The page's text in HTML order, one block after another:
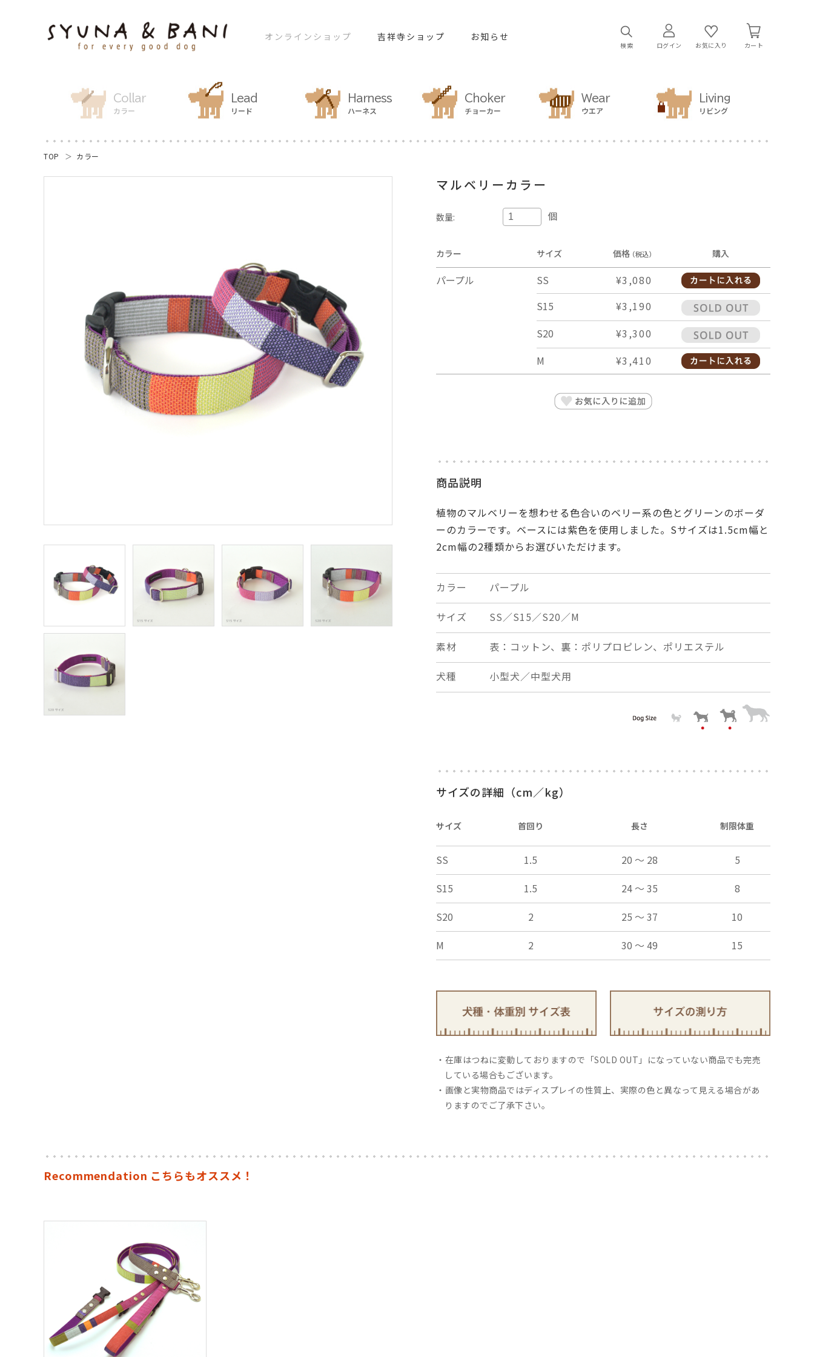
オンラインショップ 吉祥寺ショップ お知らせ
検索 ログイン お気に入り カート
Collar
カラー
Lead
リード
Harness
ハーネス
Choker
チョーカー
Wear
ウエア
Living
リビング
TOP カラー
マルベリーカラー
数量: 個
カラー サイズ 価格（税込） 購入
パープル SS
¥3,080
S15
¥3,190
S20
¥3,300
M
¥3,410
サイズの詳細（cm／kg）
サイズ 首回り 長さ 制限体重
SS 1.5 20 ～ 28
5
S15
1.5 24 ～ 35
8
S20
2 25 ～ 37
10
M
2 30 ～ 49 15
在庫はつねに変動しておりますので「SOLD OUT」になっていない商品でも完売
している場合もございます。
画像と実物商品ではディスプレイの性質上、実際の色と異なって見える場合があ
りますのでご了承下さい。
商品説明
植物のマルベリーを想わせる色合いのベリー系の色とグリーンのボーダ
ーのカラーです。ベースには紫色を使用しました。Sサイズは1.5cm幅と
2cm幅の2種類からお選びいただけます。
カラー パープル
サイズ SS／S15／S20／M
素材 表：コットン、裏：ポリプロピレン、ポリエステル
犬種 小型犬／中型犬用
Recommendation こちらもオススメ！